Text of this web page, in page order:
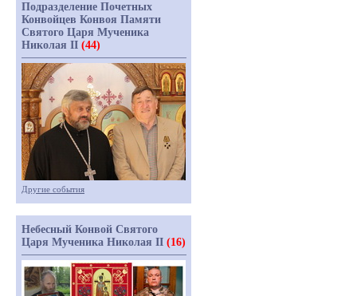
Подразделение Почетных
Конвойцев Конвоя Памяти
Святого Царя Мученика
Николая II (44)
Другие события
Небесный Конвой Святого
Царя Мученика Николая II (16)